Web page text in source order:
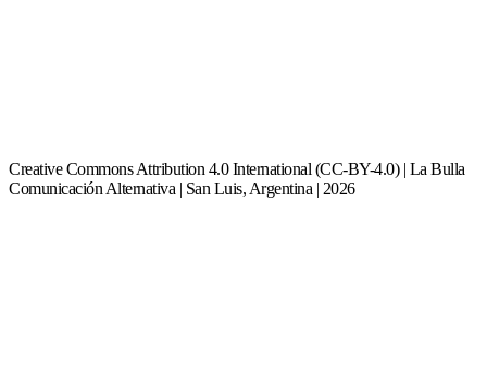
Creative Commons Attribution 4.0 International (CC-BY-4.0) | La Bulla
Comunicación Alternativa | San Luis, Argentina | 2026